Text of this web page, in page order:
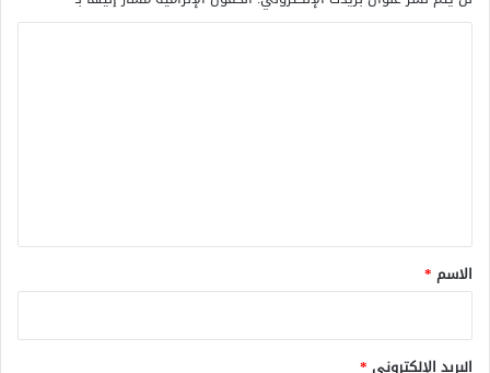
*
الاسم *
البريد الإلكتروني *